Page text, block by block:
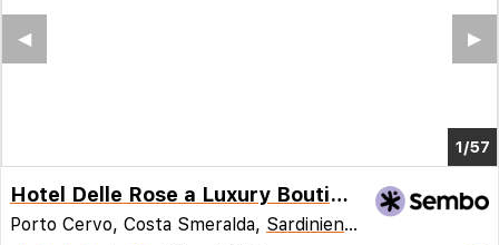
1/50
▶︎
◀︎
Hotel Delle Rose a Luxury Boutique Hotel
Porto Cervo, Costa Smeralda, Sardinien,Italien